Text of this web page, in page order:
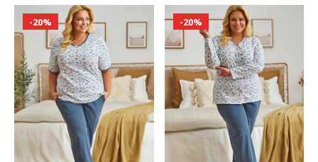
-20% -20%